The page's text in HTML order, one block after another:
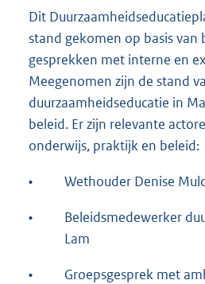
Dit
stand gekomen op basis van
gesprekken met interne en
Meegenomen zijn de stand
duurzaamheidseducatie in
beleid. Er zijn relevante
onderwijs, praktijk en beleid:
• Wethouder Denise
•
Beleidsmedewerker
Lam
•
Groepsgesprek met